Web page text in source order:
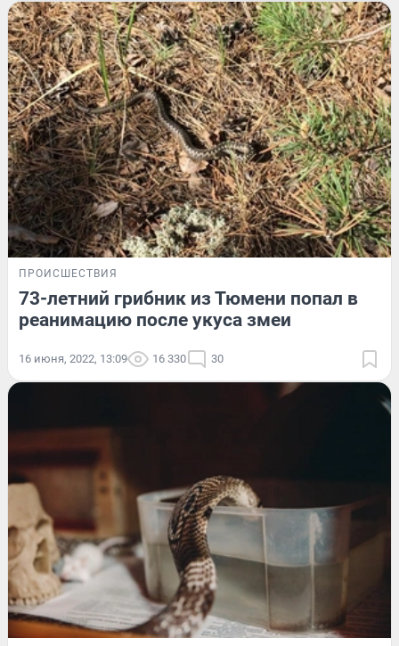
ПРОИСШЕСТВИЯ
73-летний грибник из Тюмени попал в
реанимацию после укуса змеи
16 июня, 2022, 13:09 16 330 30